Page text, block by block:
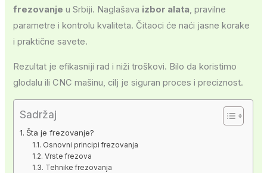
frezovanje u Srbiji. Naglašava izbor alata, pravilne
parametre i kontrolu kvaliteta. Čitaoci će naći jasne korake
i praktične savete.
Rezultat je efikasniji rad i niži troškovi. Bilo da koristimo
glodalu ili CNC mašinu, cilj je siguran proces i preciznost.
Sadržaj
Šta je frezovanje?
Osnovni principi frezovanja
Vrste frezova
Tehnike frezovanja